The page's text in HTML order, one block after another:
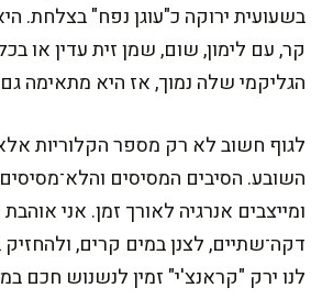
בשעועית ירוקה כ"עוגן נפח" בצלחת.
קר, עם לימון, שום, שמן זית עדין או
הגליקמי שלה נמוך, אז היא מתאימה
לגוף חשוב לא רק מספר הקלוריות
השובע. הסיבים המסיסים
ומייצבים אנרגיה לאורך זמן. אני
דקה־שתיים, לצנן במים קרים,
לנו ירק "קראנצ'י" זמין לנשנוש חכם